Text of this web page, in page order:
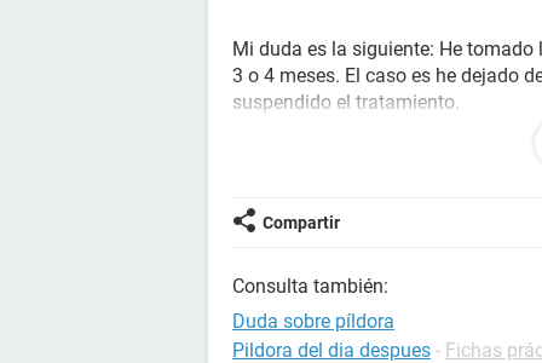
Mi duda es la siguiente: He tomado
3 o 4 meses. El caso es he dejado
suspendido el tratamiento.
,
embarazo
tenido en el descanso (Porque el
Bien Yo he tenido relaciones
cuando acabé los placebos, no
píldora.
Compartir
Consulta también:
Duda sobre píldora
Pildora del dia despues - Fichas